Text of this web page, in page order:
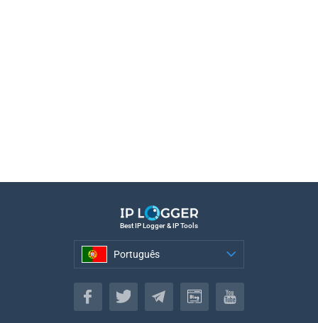
Best IP Logger & IP Tools
Português
Português